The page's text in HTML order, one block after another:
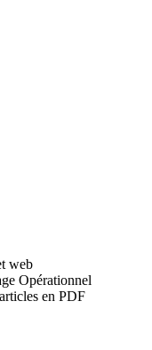
web
Opérationnel
en PDF